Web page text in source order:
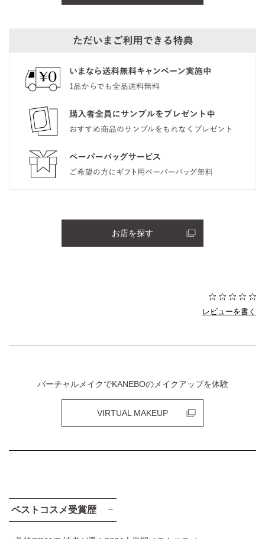
お店を探す
レビューを書く
バーチャルメイクでKANEBOのメイクアップを体験
VIRTUAL MAKEUP
ベストコスメ受賞歴